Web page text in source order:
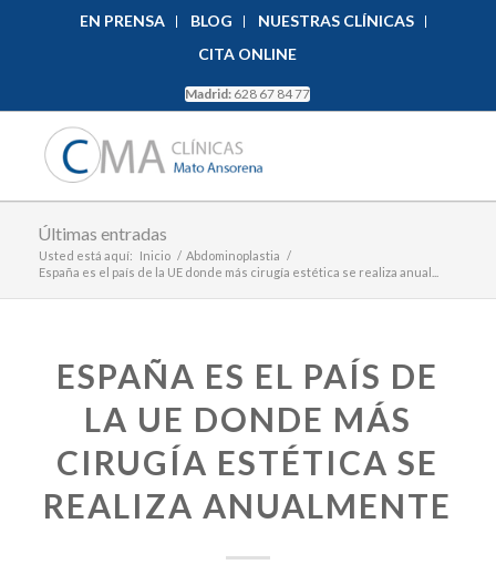
EN PRENSA BLOG
NUESTRAS CLÍNICAS
CITA ONLINE
Madrid: 628 67 84 77
Últimas entradas
Usted está aquí: Inicio / Abdominoplastia /
España es el país de la UE donde más cirugía estética se realiza anual...
ESPAÑA ES EL PAÍS DE
LA UE DONDE MÁS
CIRUGÍA ESTÉTICA SE
REALIZA ANUALMENTE